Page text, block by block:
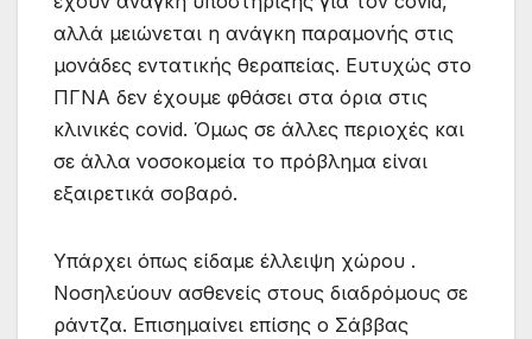
αλλά μειώνεται η ανάγκη παραμονής στις
μονάδες εντατικής θεραπείας. Ευτυχώς στο
ΠΓΝΑ δεν έχουμε φθάσει στα όρια στις
κλινικές covid. Όμως σε άλλες περιοχές και
σε άλλα νοσοκομεία το πρόβλημα είναι
εξαιρετικά σοβαρό.
Υπάρχει όπως είδαμε έλλειψη χώρου .
Νοσηλεύουν ασθενείς στους διαδρόμους σε
ράντζα. Επισημαίνει επίσης ο Σάββας